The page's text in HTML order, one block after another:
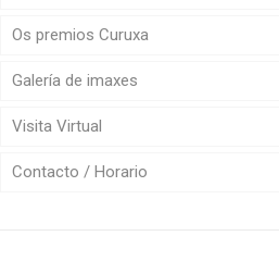
Os premios Curuxa
Galería de imaxes
Visita Virtual
Contacto / Horario